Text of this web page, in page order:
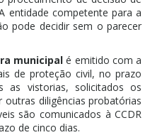
entidade competente para a
pode decidir sem o parecer
municipalé emitido com a
de proteção civil, no prazo
as vistorias, solicitados os
diligências probatórias
são comunicados à CCDR
de cinco dias.